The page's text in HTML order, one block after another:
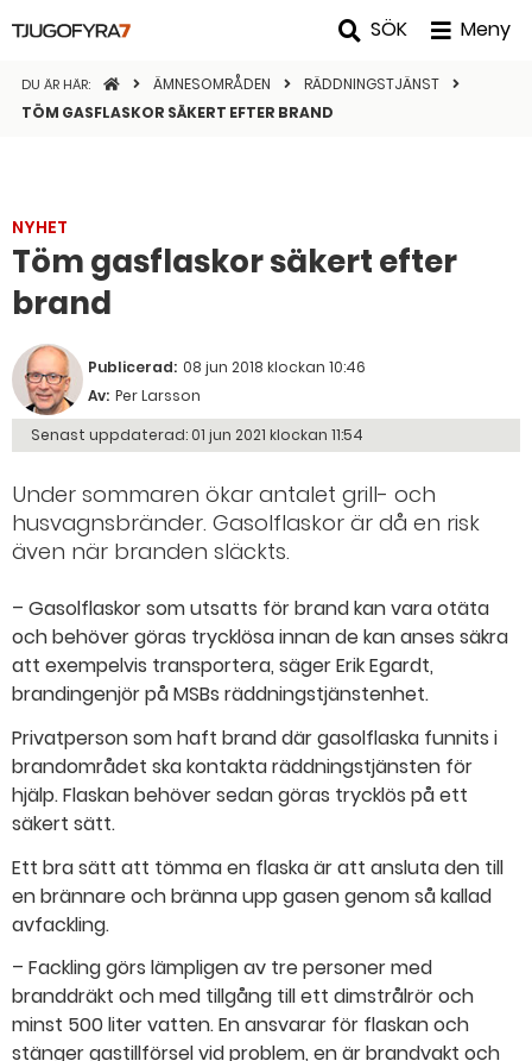
SÖK Meny
DU ÄR HÄR: STARTSIDANÄMNESOMRÅDEN
RÄDDNINGSTJÄNST
TÖM GASFLASKOR SÄKERT EFTER BRAND
NYHET
Töm gasflaskor säkert efter
brand
Publicerad: 08 jun 2018 klockan 10:46
Av: Per Larsson
Senast uppdaterad: 01 jun 2021 klockan 11:54
Under sommaren ökar antalet grill- och
husvagnsbränder. Gasolflaskor är då en risk
även när branden släckts.
– Gasolflaskor som utsatts för brand kan vara otäta
och behöver göras trycklösa innan de kan anses säkra
att exempelvis transportera, säger Erik Egardt,
brandingenjör på MSBs räddningstjänstenhet.
Privatperson som haft brand där gasolflaska funnits i
brandområdet ska kontakta räddningstjänsten för
hjälp. Flaskan behöver sedan göras trycklös på ett
säkert sätt.
Ett bra sätt att tömma en flaska är att ansluta den till
en brännare och bränna upp gasen genom så kallad
avfackling.
– Fackling görs lämpligen av tre personer med
branddräkt och med tillgång till ett dimstrålrör och
minst 500 liter vatten. En ansvarar för flaskan och
stänger gastillförsel vid problem, en är brandvakt och